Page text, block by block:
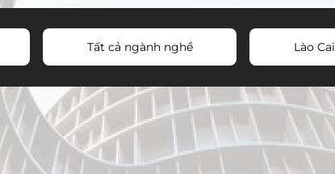
Tất cả ngành nghề Lào Cai